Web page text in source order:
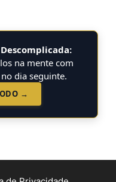
na mente com
dia seguinte.
→